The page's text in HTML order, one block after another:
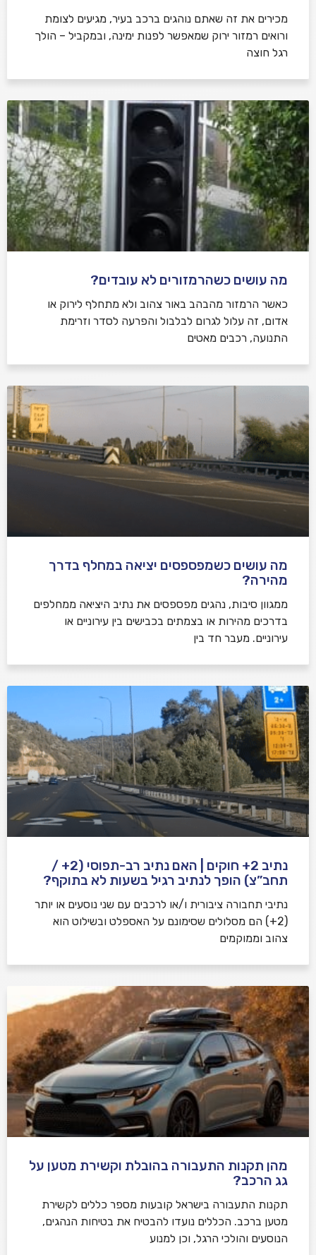
מכירים את זה שאתם נוהגים ברכב בעיר, מגיעים לצומת
ורואים רמזור ירוק שמאפשר לפנות ימינה, ובמקביל – הולך
רגל חוצה
מה עושים כשהרמזורים לא עובדים?
כאשר הרמזור מהבהב באור צהוב ולא מתחלף לירוק או
אדום, זה עלול לגרום לבלבול והפרעה לסדר וזרימת
התנועה, רכבים מאטים
מה עושים כשמפספסים יציאה במחלף בדרך
מהירה?
ממגוון סיבות, נהגים מפספסים את נתיב היציאה ממחלפים
בדרכים מהירות או בצמתים בכבישים בין עירוניים או
עירוניים. מעבר חד בין
נתיב 2+ חוקים | האם נתיב רב-תפוסי (2+ /
תחב”צ) הופך לנתיב רגיל בשעות לא בתוקף?
נתיבי תחבורה ציבורית ו/או לרכבים עם שני נוסעים או יותר
(2+) הם מסלולים שסימונם על האספלט ובשילוט הוא
צהוב וממוקמים
מהן תקנות התעבורה בהובלת וקשירת מטען על
גג הרכב?
תקנות התעבורה בישראל קובעות מספר כללים לקשירת
מטען ברכב. הכללים נועדו להבטיח את בטיחות הנהגים,
הנוסעים והולכי הרגל, וכן למנוע